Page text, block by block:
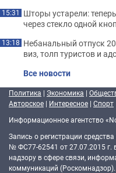
15:31 Шторы устарели:
через стекло одной
13:18 Небанальный отпуск
виз, толп туристов и
Все новости
Политика | Экономика |
Авторское | Интересное | Спорт
Информационное агентство
Запись о регистрации
№ ФС77-62541 от 27.07.2015 г.
надзору в сфере связи,
коммуникаций (Роскомнадзор).